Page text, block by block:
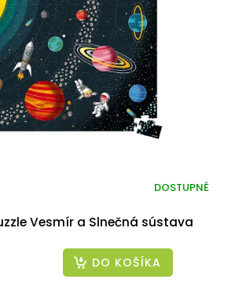
Vesmír a Slnečná sústava
DOSTUPNÉ
DO KOŠÍKA